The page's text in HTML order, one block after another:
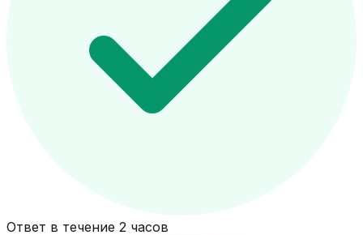
Ответ в течение 2 часов